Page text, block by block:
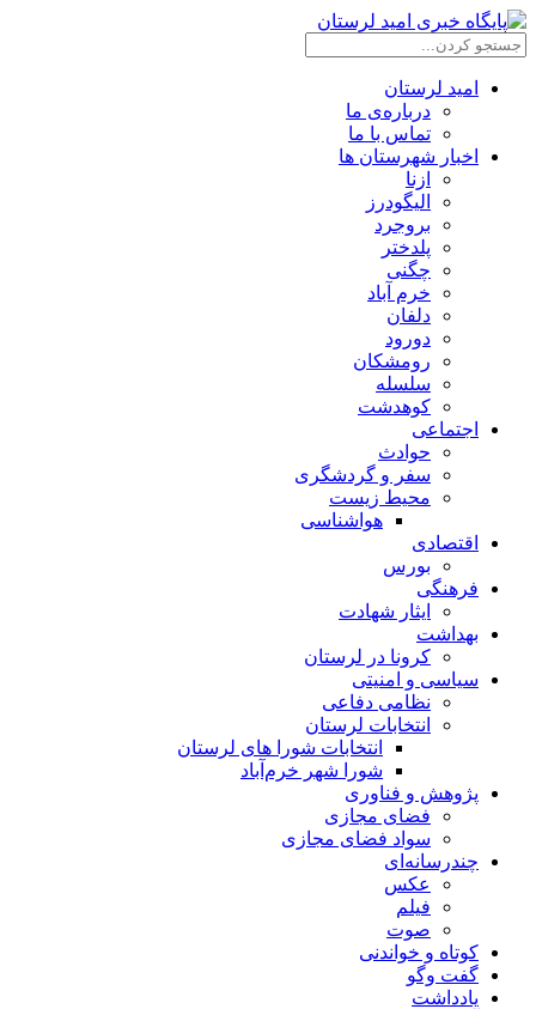
امید لرستان
درباره‌ی ما
تماس با ما
اخبار شهرستان ها
ازنا
الیگودرز
بروجرد
پلدختر
چگنی
خرم آباد
دلفان
دورود
رومشکان
سلسله
کوهدشت
اجتماعی
حوادث
سفر و گردشگری
محیط زیست
هواشناسی
اقتصادی
بورس
فرهنگی
ایثار شهادت
بهداشت
کرونا در لرستان
سیاسی و امنیتی
نظامی دفاعی
انتخابات لرستان
انتخابات شورا های لرستان
شورا شهر خرم‌آباد
پژوهش و فناوری
فضای مجازی
سواد فضای مجازی
چندرسانه‌ای
عكس
فیلم
صوت
کوتاه و خواندنی
گفت وگو
یادداشت